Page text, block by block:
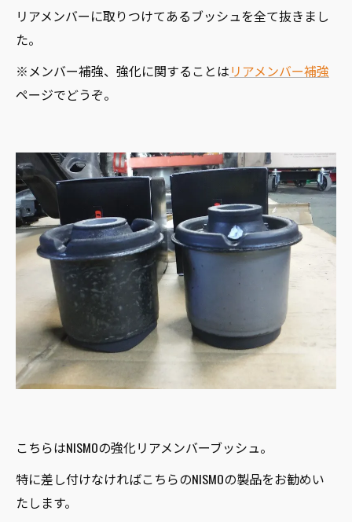
リアメンバーに取りつけてあるブッシュを全て抜きまし
た。
※メンバー補強、強化に関することはリアメンバー補強
ページでどうぞ。
こちらはNISMOの強化リアメンバーブッシュ。
特に差し付けなければこちらのNISMOの製品をお勧めい
たします。